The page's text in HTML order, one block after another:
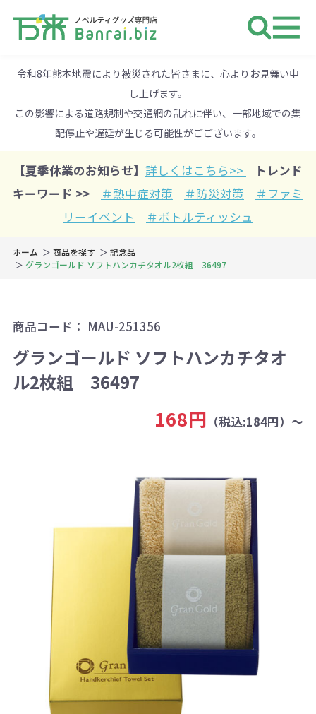
令和8年熊本地震により被災された皆さまに、心よりお見舞い申
し上げます。
この影響による道路規制や交通網の乱れに伴い、一部地域での集
配停止や遅延が生じる可能性がごございます。
【夏季休業のお知らせ】 詳しくはこちら>>
トレンド
キーワード >>
＃熱中症対策 ＃防災対策
＃ファミ
リーイベント
＃ボトルティッシュ
ホーム 商品を探す
記念品
グランゴールド ソフトハンカチタオル2枚組 36497
商品コード： MAU-251356
グランゴールド ソフトハンカチタオ
ル2枚組 36497
168円 （税込:184円）～